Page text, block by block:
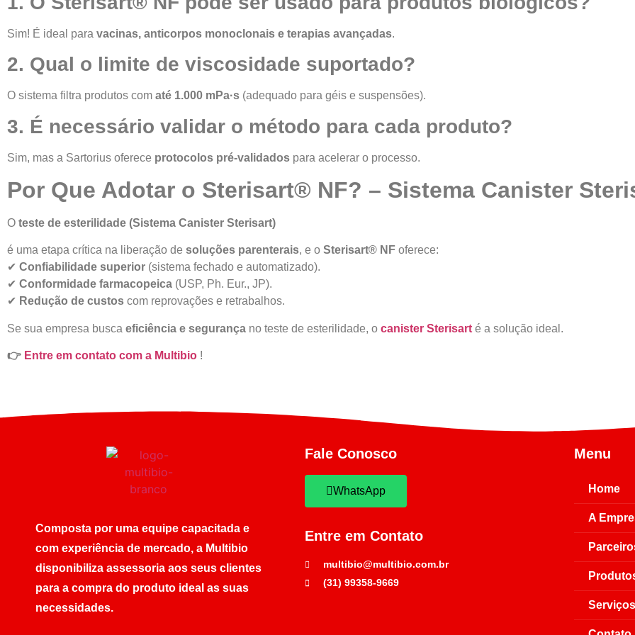
Sim! É ideal para vacinas, anticorpos monoclonais e terapias avançadas.
2. Qual o limite de viscosidade suportado?
O sistema filtra produtos com até 1.000 mPa·s (adequado para géis e suspensões).
3. É necessário validar o método para cada produto?
Sim, mas a Sartorius oferece protocolos pré-validados para acelerar o processo.
Por Que Adotar o Sterisart® NF? – Sistema Canister
O teste de esterilidade (Sistema Canister Sterisart)
é uma etapa crítica na liberação de soluções parenterais, e o Sterisart® NF oferece:
✔ Confiabilidade superior (sistema fechado e automatizado).
✔ Conformidade farmacopeica (USP, Ph. Eur., JP).
✔ Redução de custos com reprovações e retrabalhos.
Se sua empresa busca eficiência e segurança no teste de esterilidade, o canister Sterisart é a solução ideal.
👉 Entre em contato com a Multibio !
Composta por uma equipe capacitada e
com experiência de mercado, a Multibio
disponibiliza assessoria aos seus clientes
para a compra do produto ideal as suas
necessidades.
Fale Conosco
WhatsApp
Entre em Contato
multibio@multibio.com.br
(31) 99358-9669
Menu
Home
A
Serviços